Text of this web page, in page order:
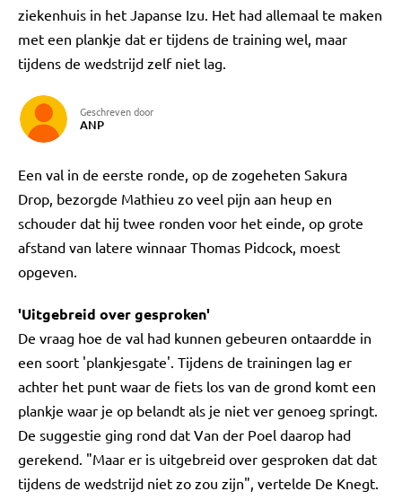
ziekenhuis in het Japanse Izu. Het had allemaal te maken
met een plankje dat er tijdens de training wel, maar
tijdens de wedstrijd zelf niet lag.
Geschreven door
ANP
Een val in de eerste ronde, op de zogeheten Sakura
Drop, bezorgde Mathieu zo veel pijn aan heup en
schouder dat hij twee ronden voor het einde, op grote
afstand van latere winnaar Thomas Pidcock, moest
opgeven.
'Uitgebreid over gesproken'
De vraag hoe de val had kunnen gebeuren ontaardde in
een soort 'plankjesgate'. Tijdens de trainingen lag er
achter het punt waar de fiets los van de grond komt een
plankje waar je op belandt als je niet ver genoeg springt.
De suggestie ging rond dat Van der Poel daarop had
gerekend. "Maar er is uitgebreid over gesproken dat dat
tijdens de wedstrijd niet zo zou zijn", vertelde De Knegt.